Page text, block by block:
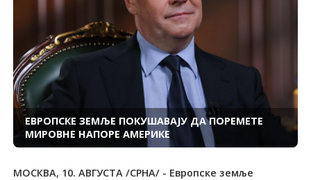
ЕВРОПСКЕ ЗЕМЉЕ ПОКУШАВАЈУ ДА ПОРЕМЕТЕ
МИРОВНЕ НАПОРЕ АМЕРИКЕ
МОСКВА, 10. АВГУСТА /СРНА/ - Европске земље